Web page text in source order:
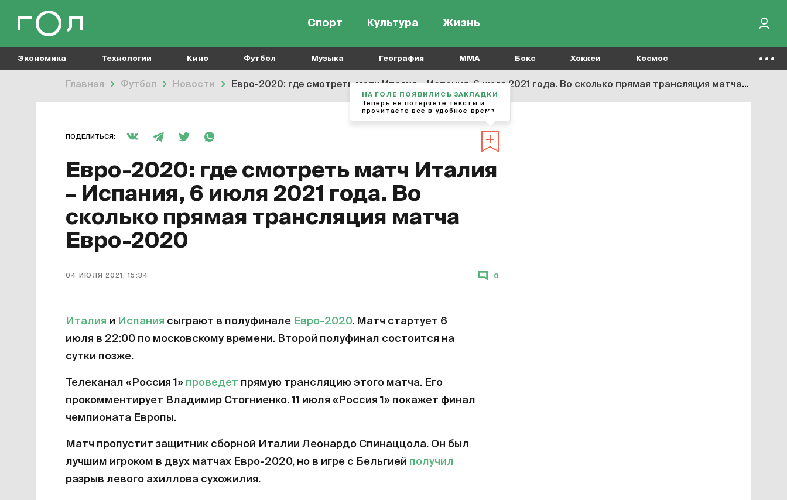
Спорт Культура Жизнь
Экономика Технологии Кино Футбол Музыка География MMA Бокс Хоккей Космос
Главная Футбол Новости Евро-2020: где смотреть матч Италия – Испания, 6 июля 2021 года. Во сколько прямая трансляция матча Евро-2020
ПОДЕЛИТЬСЯ:
Евро-2020: где смотреть матч Италия
– Испания, 6 июля 2021 года. Во
сколько прямая трансляция матча
Евро-2020
04 ИЮЛЯ 2021, 15:34 0
Италия и Испания сыграют в полуфинале Евро-2020. Матч стартует 6
июля в 22:00 по московскому времени. Второй полуфинал состоится на
сутки позже.
Телеканал «Россия 1» проведет прямую трансляцию этого матча. Его
прокомментирует Владимир Стогниенко. 11 июля «Россия 1» покажет финал
чемпионата Европы.
Матч пропустит защитник сборной Италии Леонардо Спинаццола. Он был
лучшим игроком в двух матчах Евро-2020, но в игре с Бельгией получил
разрыв левого ахиллова сухожилия.
НА ГОЛЕ ПОЯВИЛИСЬ ЗАКЛАДКИ
Теперь не потеряете тексты и
прочитаете все в удобное время